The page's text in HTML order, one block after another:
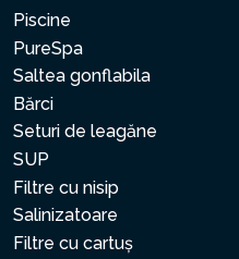
Piscine
PureSpa
Saltea gonflabila
Bărci
Seturi de leagăne
SUP
Filtre cu nisip
Salinizatoare
Filtre cu cartuș